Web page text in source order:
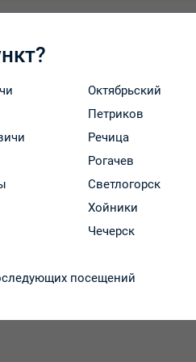
йод средство, которое
целях - для установления
исследований
Октябрьский
Петриков
Речица
Рогачев
Светлогорск
Хойники
Чечерск
посещений